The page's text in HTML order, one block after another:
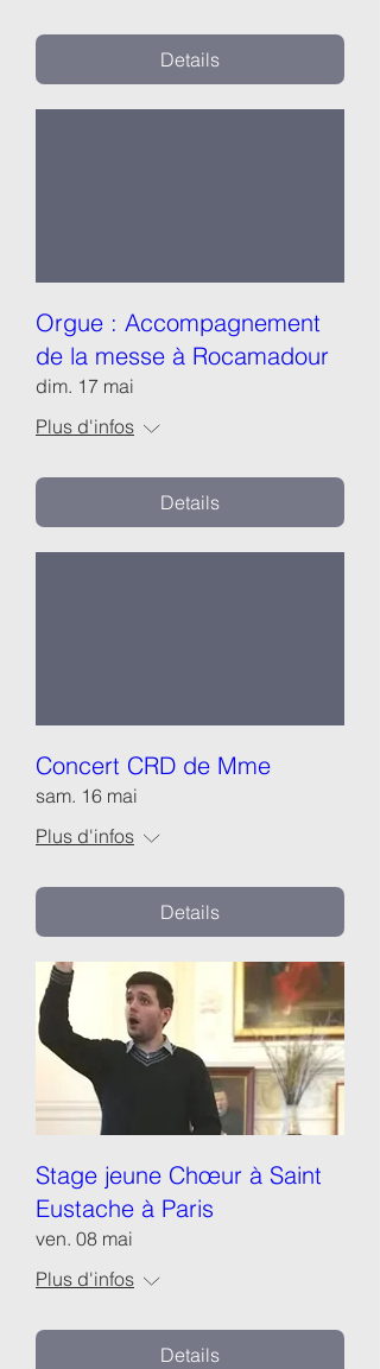
Details
Orgue : Accompagnement
de la messe à Rocamadour
dim. 17 mai
Plus d'infos
Details
Concert CRD de Mme
sam. 16 mai
Plus d'infos
Details
Stage jeune Chœur à Saint
Eustache à Paris
ven. 08 mai
Plus d'infos
Details